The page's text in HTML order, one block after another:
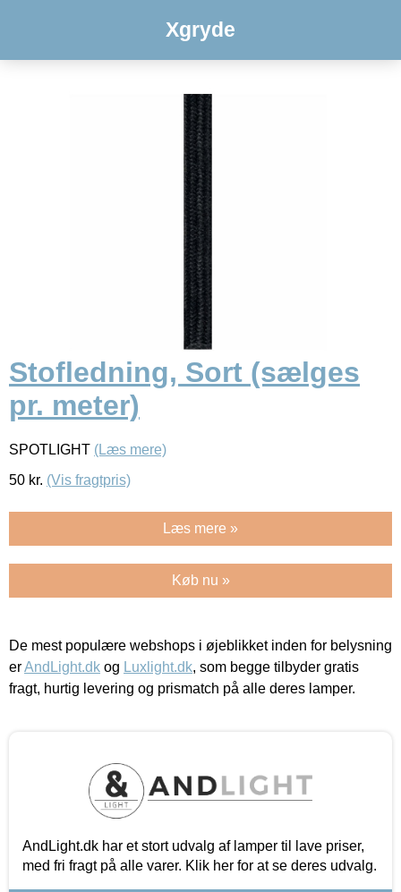
Xgryde
Stofledning, Sort (sælges
pr. meter)
SPOTLIGHT (Læs mere)
50 kr. (Vis fragtpris)
Læs mere »
Køb nu »
De mest populære webshops i øjeblikket inden for belysning
erAndLight.dk og Luxlight.dk, som begge tilbyder gratis
fragt, hurtig levering og prismatch på alle deres lamper.
AndLight.dk har et stort udvalg af lamper til lave priser,
med fri fragt på alle varer. Klik her for at se deres udvalg.